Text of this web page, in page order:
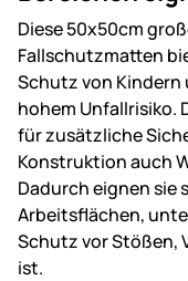
Diese 50x50cm
Fallschutzmatten
Schutz von Kindern
hohem Unfallrisiko.
für zusätzliche
Konstruktion auch
Dadurch eignen sie
Arbeitsflächen,
Schutz vor Stößen,
ist.